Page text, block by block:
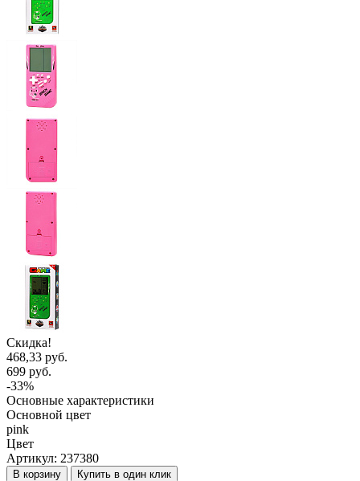
Скидка!
468,33 руб.
699 руб.
-33%
Основные характеристики
Основной цвет
pink
Цвет
Артикул: 237380
В корзину Купить в один клик